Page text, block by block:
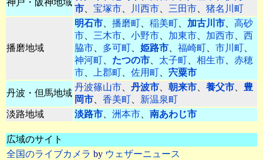
神戸・阪神地域
市、 宝塚市、 川西市、 三田市、 猪名川町
播磨地域
明石市、 播磨町、 稲美町、 加古川市、 高砂
市、 三木市、 小野市、 加東市、 加西市、 西
脇市、 多可町、 姫路市、 福崎町、 市川町、
神河町、 たつの市、 太子町、 相生市、 赤穂
市、 上郡町、 佐用町、 宍粟市
丹波・但馬地域
丹波篠山市、 丹波市、 朝来市、 養父市、 豊
岡市、 香美町、 新温泉町
淡路地域
淡路市、 洲本市、 南あわじ市
広域のサイト
全国のライブカメラ by ウェザーニュース